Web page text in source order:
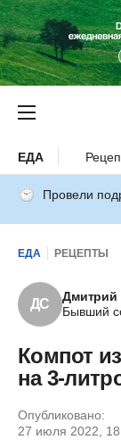
ЕДА
Провели
ЕДА РЕЦЕПТЫ
ДС
Дмитрий
Бывший
Компот
на 3-
Опубликовано:
27 июля 2022,